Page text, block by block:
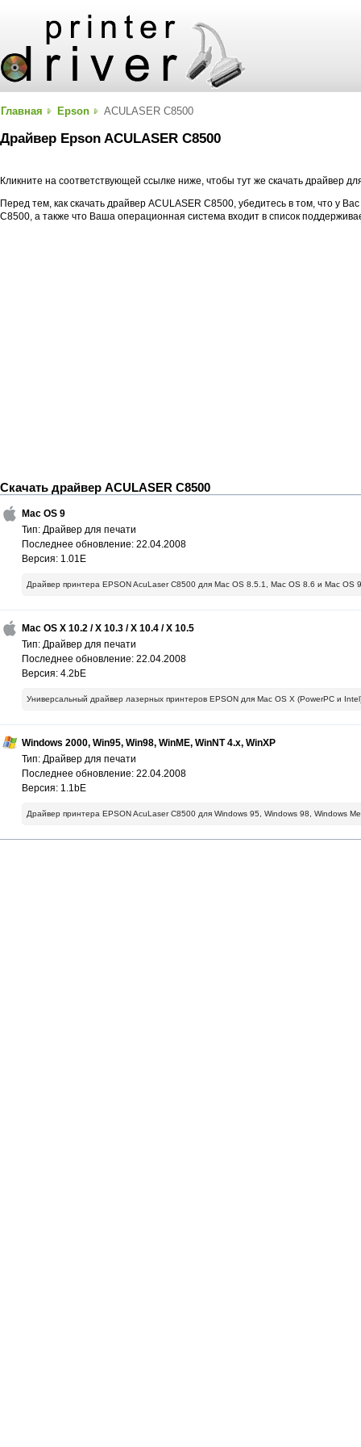
Главная Epson ACULASER C8500
Драйвер Epson ACULASER C8500
Кликните на соответствующей ссылке ниже, чтобы тут же скачать драйвер
Перед тем, как скачать драйвер ACULASER C8500, убедитесь в том, что у
C8500, а также что Ваша операционная система входит в список
Скачать драйвер ACULASER C8500
Mac OS 9
Тип: Драйвер для печати
Последнее обновление: 22.04.2008
Версия: 1.01E
Драйвер принтера EPSON AcuLaser C8500 для Mac OS 8.5.1, Mac OS 8.6 и Mac OS
Mac OS X 10.2 / X 10.3 / X 10.4 / X 10.5
Тип: Драйвер для печати
Последнее обновление: 22.04.2008
Версия: 4.2bE
Универсальный драйвер лазерных принтеров EPSON для Mac OS X (PowerPC и
Windows 2000, Win95, Win98, WinME, WinNT 4.x, WinXP
Тип: Драйвер для печати
Последнее обновление: 22.04.2008
Версия: 1.1bE
Драйвер принтера EPSON AcuLaser C8500 для Windows 95, Windows 98, Windows